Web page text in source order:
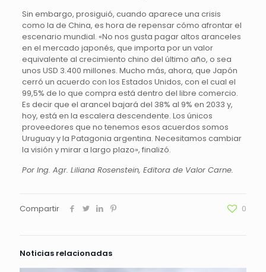
Sin embargo, prosiguió, cuando aparece una crisis
como la de China, es hora de repensar cómo afrontar el
escenario mundial. «No nos gusta pagar altos aranceles
en el mercado japonés, que importa por un valor
equivalente al crecimiento chino del último año, o sea
unos USD 3.400 millones. Mucho más, ahora, que Japón
cerró un acuerdo con los Estados Unidos, con el cual el
99,5% de lo que compra está dentro del libre comercio.
Es decir que el arancel bajará del 38% al 9% en 2033 y,
hoy, está en la escalera descendente. Los únicos
proveedores que no tenemos esos acuerdos somos
Uruguay y la Patagonia argentina. Necesitamos cambiar
la visión y mirar a largo plazo», finalizó.
Por Ing. Agr. Liliana Rosenstein, Editora de Valor Carne.
Compartir 0
Noticias relacionadas